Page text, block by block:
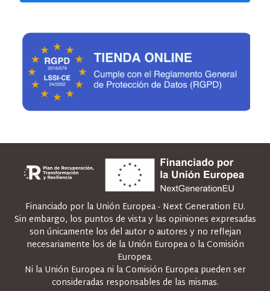
Financiado por la Unión Europea - Next Generation EU.
Sin embargo, los puntos de vista y las opiniones expresadas
son únicamente los del autor o autores y no reflejan
necesariamente los de la Unión Europea o la Comisión
Europea.
Ni la Unión Europea ni la Comisión Europea pueden ser
consideradas responsables de las mismas.